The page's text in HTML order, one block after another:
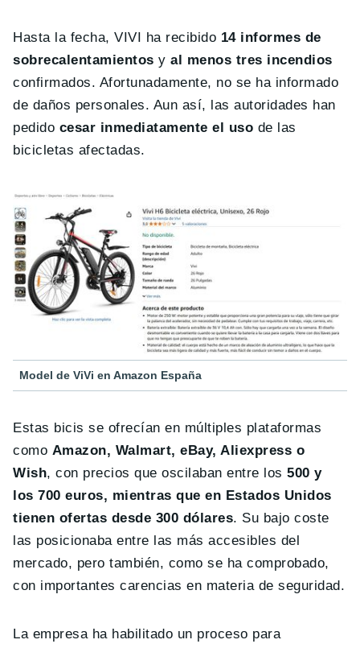
Hasta la fecha, VIVI ha recibido 14 informes de
sobrecalentamientos yal menos tres incendios
confirmados. Afortunadamente, no se ha informado
de daños personales. Aun así, las autoridades han
pedido cesar inmediatamente el uso de las
bicicletas afectadas.
Model de ViVi en Amazon España
Estas bicis se ofrecían en múltiples plataformas
como Amazon, Walmart, eBay, Aliexpress o
Wish, con precios que oscilaban entre los500 y
los 700 euros, mientras que en Estados Unidos
tienen ofertas desde 300 dólares. Su bajo coste
las posicionaba entre las más accesibles del
mercado, pero también, como se ha comprobado,
con importantes carencias en materia de seguridad.
La empresa ha habilitado un proceso para